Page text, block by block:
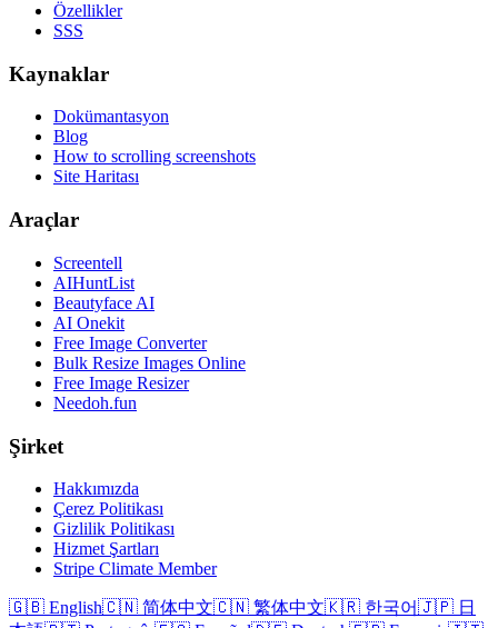
Özellikler
SSS
Kaynaklar
Dokümantasyon
Blog
How to scrolling screenshots
Site Haritası
Araçlar
Screentell
AIHuntList
Beautyface AI
AI Onekit
Free Image Converter
Bulk Resize Images Online
Free Image Resizer
Needoh.fun
Şirket
Hakkımızda
Çerez Politikası
Gizlilik Politikası
Hizmet Şartları
Stripe Climate Member
🇬🇧 English🇨🇳 简体中文🇨🇳 繁体中文🇰🇷 한국어🇯🇵 日